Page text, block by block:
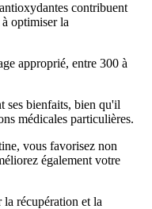
contribuent
à optimiser la
approprié, entre 300 à
ses bienfaits, bien qu'il
médicales particulières.
vous favorisez non
également votre
récupération et la